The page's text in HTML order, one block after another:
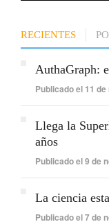
RECIENTES
AuthaGraph:
Publicado el 11
Llega la
años
Publicado el 9 de
La ciencia
Publicado el 7 de